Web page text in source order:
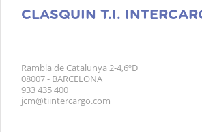
CLASQUIN T.I.
Rambla de Catalunya 2-4,6ºD
08007 - BARCELONA
933 435 400
jcm@tiintercargo.com